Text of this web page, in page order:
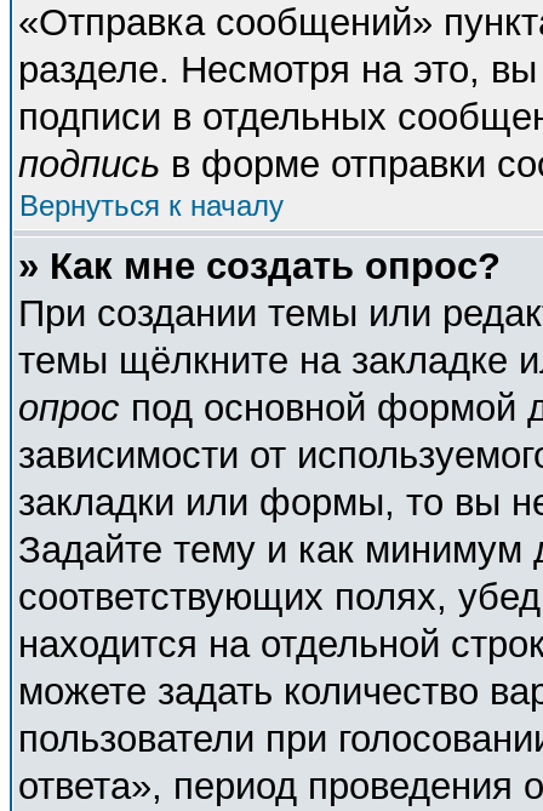
«Отправка сообщений»
разделе. Несмотря на это,
подписи в отдельных
подпись в форме отправки
Вернуться к началу
» Как мне создать опрос?
При создании темы или
темы щёлкните на закладке
опрос под основной формой
зависимости от
закладки или формы, то вы
Задайте тему и как минимум
соответствующих полях,
находится на отдельной
можете задать количество
пользователи при
ответа», период проведения